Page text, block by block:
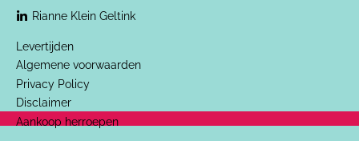
Rianne Klein Geltink
Levertijden
Algemene voorwaarden
Privacy Policy
Disclaimer
Aankoop herroepen